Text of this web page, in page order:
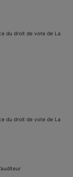
du droit de vote de La
du droit de vote de La